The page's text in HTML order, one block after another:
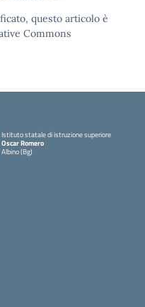
questo articolo è
Commons
Istituto statale di istruzione superiore
Oscar Romero
Albino (Bg)